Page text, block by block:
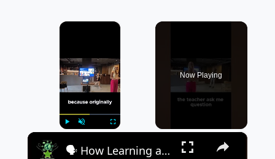
×
Now Playing
×
🗣️ How Learning a New Language Helped Me Overcome Shyness & Become a Leader! 💪